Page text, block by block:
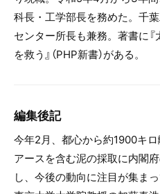
科長・工学部長を務めた。千
センター所長も兼務。著書に
を救う』（PHP新書）がある。
編集後記
今年2月、都心から約1900キ
アースを含む泥の採取に内閣
し、今後の動向に注目が集まっ